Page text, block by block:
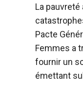
La
Pacte
Femmes a
fournir un
émettant